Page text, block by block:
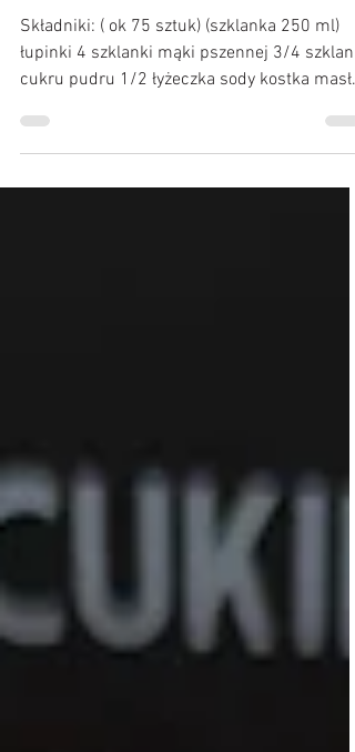
Orzeszki z kremem orzechowym
Składniki: ( ok 75 sztuk) (szklanka 250 ml)
cukru pudru 1/2 łyżeczka sody kostka masła
200...